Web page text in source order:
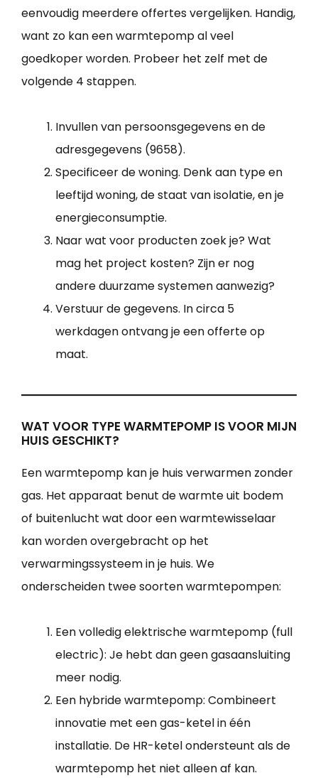
eenvoudig meerdere offertes vergelijken. Handig,
want zo kan een warmtepomp al veel
goedkoper worden. Probeer het zelf met de
volgende 4 stappen.
Invullen van persoonsgegevens en de
adresgegevens (9658).
Specificeer de woning. Denk aan type en
leeftijd woning, de staat van isolatie, en je
energieconsumptie.
Naar wat voor producten zoek je? Wat
mag het project kosten? Zijn er nog
andere duurzame systemen aanwezig?
Verstuur de gegevens. In circa 5
werkdagen ontvang je een offerte op
maat.
WAT VOOR TYPE WARMTEPOMP IS VOOR MIJN
HUIS GESCHIKT?
Een warmtepomp kan je huis verwarmen zonder
gas. Het apparaat benut de warmte uit bodem
of buitenlucht wat door een warmtewisselaar
kan worden overgebracht op het
verwarmingssysteem in je huis. We
onderscheiden twee soorten warmtepompen:
Een volledig elektrische warmtepomp (full
electric): Je hebt dan geen gasaansluiting
meer nodig.
Een hybride warmtepomp: Combineert
innovatie met een gas-ketel in één
installatie. De HR-ketel ondersteunt als de
warmtepomp het niet alleen af kan.